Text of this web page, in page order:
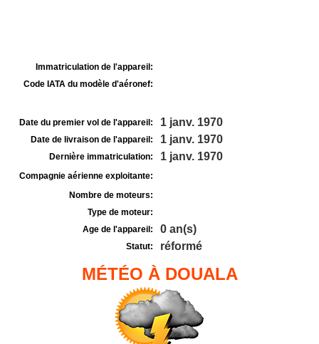
Immatriculation de l'appareil:
Code IATA du modèle d'aéronef:
Date du premier vol de l'appareil: 1 janv. 1970
Date de livraison de l'appareil: 1 janv. 1970
Dernière immatriculation: 1 janv. 1970
Compagnie aérienne exploitante:
Nombre de moteurs:
Type de moteur:
Age de l'appareil:
0 an(s)
Statut: réformé
MÉTÉO À DOUALA